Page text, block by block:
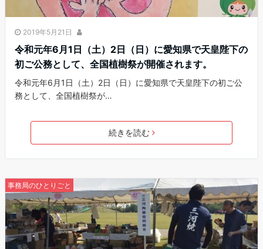
2019年5月21日
令和元年6月1日（土）2日（日）に愛知県で天皇陛下の
初ご公務として、全国植樹祭が開催されます。
令和元年6月1日（土）2日（日）に愛知県で天皇陛下の初ご公
務として、全国植樹祭が…
続きを読む
事務局のひとりごと